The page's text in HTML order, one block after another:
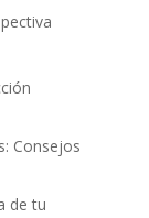
Consejos
de tu